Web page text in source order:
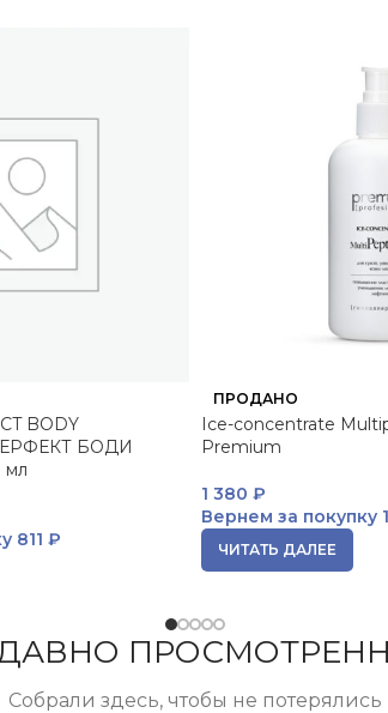
BODY
БОДИ
811 ₽
ПРОДАНО
Ice-concentrate
Premium
1 380 ₽
Вернем за покупку
ЧИТАТЬ ДАЛЕЕ
Собрали здесь, чтобы не потерялись